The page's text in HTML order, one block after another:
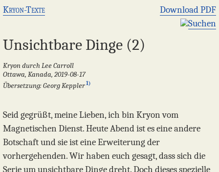
Kryon-Texte
Download PDF
Suchen
Unsichtbare Dinge (2)
Kryon durch Lee Carroll
Ottawa, Kanada, 2019-08-17
Übersetzung: Georg Keppler1)
Seid gegrüßt, meine Lieben, ich bin Kryon vom
Magnetischen Dienst. Heute Abend ist es eine andere
Botschaft und sie ist eine Erweiterung der
vorhergehenden. Wir haben euch gesagt, dass sich die
Serie um unsichtbare Dinge dreht. Doch dieses spezielle